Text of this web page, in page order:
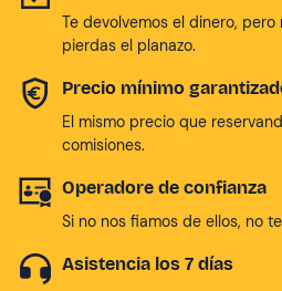
Te devolvemos el dinero,
pierdas el planazo.
Precio mínimo
El mismo precio que
comisiones.
Operadore de confianza
Si no nos fiamos de ellos, no
Asistencia los 7 días